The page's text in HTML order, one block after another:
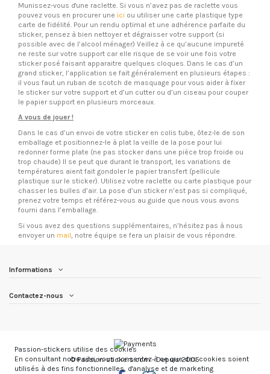
Munissez-vous d'une raclette. Si vous n’avez pas de raclette vous
pouvez vous en procurer une ici ou utiliser une carte plastique type
carte de fidélité. Pour un rendu optimal et une adhérence parfaite du
sticker, pensez à bien nettoyer et dégraisser votre support (si
possible avec de l’alcool ménager) Veillez à ce qu’aucune impureté
ne reste sur votre support car elle risque de se voir une fois votre
sticker posé faisant apparaitre quelques cloques. Dans le cas d’un
grand sticker, l’application se fait généralement en plusieurs étapes :
il vous faut un ruban de scotch de masquage pour vous aider à fixer
le sticker sur votre support et d’un cutter ou d’un ciseau pour couper
le papier support en plusieurs morceaux.
A vous de jouer !
Dans le cas d’un envoi de votre sticker en colis tube, ôtez-le de son
emballage et positionnez-le à plat la veille de la pose pour lui
redonner forme plate (ne pas stocker dans une pièce trop froide ou
trop chaude) Il se peut que durant le transport, les variations de
températures aient fait gondoler le papier transfert (pellicule
plastique sur le sticker). Utilisez votre raclette ou carte plastique pour
chasser les bulles d’air. La pose d’un sticker n’est pas si compliqué,
prenez votre temps et référez-vous au guide que nous vous avons
fourni dans l’emballage.
Si vous avez des questions supplémentaires, n’hésitez pas à nous
envoyer un mail , notre équipe se fera un plaisir de vous répondre.
Informations
Contactez-nous
© Passion-stickers.com - Depuis 2005
Passion-stickers utilise des cookies
En consultant notre site, vous consentez à ce que des cookies soient
utilisés à des fins fonctionnelles, d'analyse et de marketing